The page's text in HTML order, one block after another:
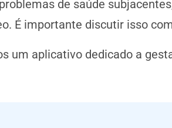
de saúde
É importante discutir isso
um aplicativo dedicado a